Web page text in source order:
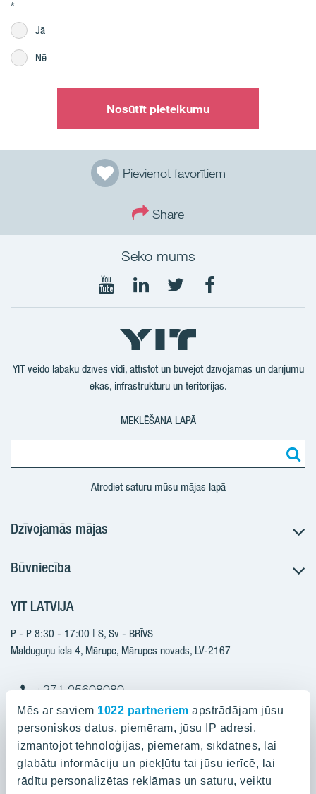
Mēs ar saviem 1022 partneriem apstrādājam jūsu
personiskos datus, piemēram, jūsu IP adresi,
izmantojot tehnoloģijas, piemēram, sīkdatnes, lai
glabātu informāciju un piekļūtu tai jūsu ierīcē, lai
rādītu personalizētas reklāmas un saturu, veiktu
Pievienot favorītiem
Share
Jā
Nē
Nosūtīt pieteikumu
Seko mums
Seko
mums
YouTube
Seko
mums
LinkedIn
Seko
mums
Twtitter
Seko
YIT veido labāku dzīves vidi, attīstot un būvējot dzīvojamās un darījumu
ēkas, infrastruktūru un teritorijas.
MEKLĒŠANA LAPĀ
Atrodiet saturu mūsu mājas lapā
Dzīvojamās mājas
Meklēt dzīvokli
Nākotnes projekti
Pārdošanas informācija
YIT Plus
Kontakti
Būvniecība
Būvniecība
Jaunie projekti
Realizētie projekti
YIT LATVIJA
P - P 8:30 - 17:00 | S, Sv - BRĪVS
Malduguņu iela 4, Mārupe, Mārupes novads, LV-2167
+371 25608080
yitmajas@yit.lv
Projekti